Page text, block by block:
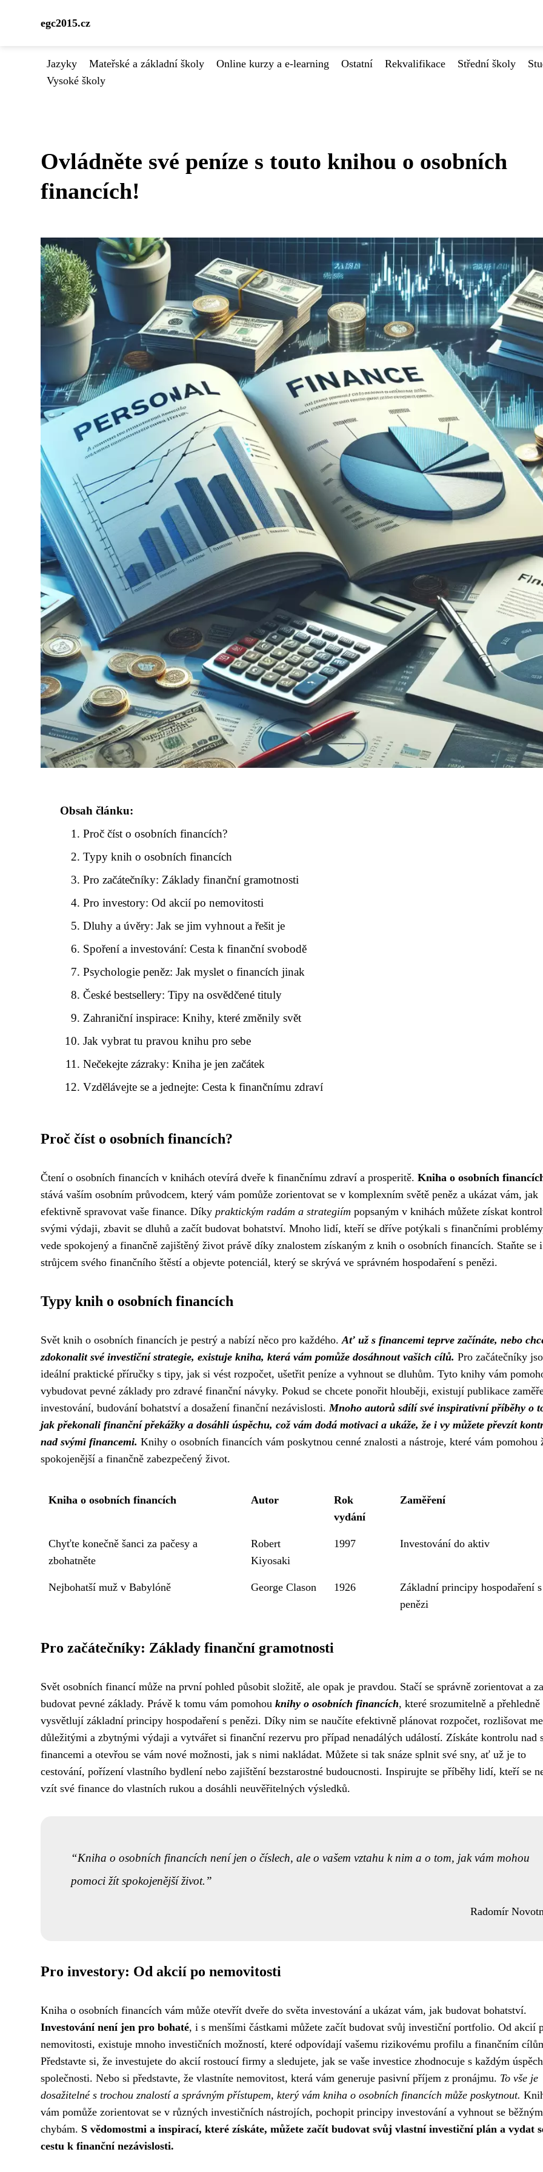
egc2015.cz
Jazyky Mateřské a základní školy Online kurzy a e-learning Ostatní Rekvalifikace Střední školy
Vysoké školy
Ovládněte své peníze s touto knihou o osobních
financích!
Obsah článku:
Proč číst o osobních financích?
Typy knih o osobních financích
Pro začátečníky: Základy finanční gramotnosti
Pro investory: Od akcií po nemovitosti
Dluhy a úvěry: Jak se jim vyhnout a řešit je
Spoření a investování: Cesta k finanční svobodě
Psychologie peněz: Jak myslet o financích jinak
České bestsellery: Tipy na osvědčené tituly
Zahraniční inspirace: Knihy, které změnily svět
Jak vybrat tu pravou knihu pro sebe
Nečekejte zázraky: Kniha je jen začátek
Vzdělávejte se a jednejte: Cesta k finančnímu zdraví
Proč číst o osobních financích?
Čtení o osobních financích v knihách otevírá dveře k finančnímu zdraví a prosperitě. Kniha o osobních
stává vaším osobním průvodcem, který vám pomůže zorientovat se v komplexním světě peněz a ukázat vám, jak
efektivně spravovat vaše finance. Díky praktickým radám a strategiím popsaným v knihách můžete získat
svými výdaji, zbavit se dluhů a začít budovat bohatství. Mnoho lidí, kteří se dříve potýkali s finančními
vede spokojený a finančně zajištěný život právě díky znalostem získaným z knih o osobních financích. Staňte se
strůjcem svého finančního štěstí a objevte potenciál, který se skrývá ve správném hospodaření s penězi.
Typy knih o osobních financích
Svět knih o osobních financích je pestrý a nabízí něco pro každého.Ať už s financemi teprve začínáte, nebo
zdokonalit své investiční strategie, existuje kniha, která vám pomůže dosáhnout vašich cílů. Pro začátečníky
ideální praktické příručky s tipy, jak si vést rozpočet, ušetřit peníze a vyhnout se dluhům. Tyto knihy vám
vybudovat pevné základy pro zdravé finanční návyky. Pokud se chcete ponořit hlouběji, existují publikace
investování, budování bohatství a dosažení finanční nezávislosti.Mnoho autorů sdílí své inspirativní příběhy o
jak překonali finanční překážky a dosáhli úspěchu, což vám dodá motivaci a ukáže, že i vy můžete převzít
nad svými financemi. Knihy o osobních financích vám poskytnou cenné znalosti a nástroje, které vám pomohou
spokojenější a finančně zabezpečený život.
Kniha o osobních financích Autor
Rok
vydání
Zaměření
Chyťte konečně šanci za pačesy a
zbohatněte
Robert
Kiyosaki
1997 Investování do aktiv
Nejbohatší muž v Babylóně George Clason 1926
Základní principy hospodaření s
penězi
Pro začátečníky: Základy finanční gramotnosti
Svět osobních financí může na první pohled působit složitě, ale opak je pravdou. Stačí se správně zorientovat a
budovat pevné základy. Právě k tomu vám pomohou knihy o osobních financích, které srozumitelně a přehledně
vysvětlují základní principy hospodaření s penězi. Díky nim se naučíte efektivně plánovat rozpočet, rozlišovat
důležitými a zbytnými výdaji a vytvářet si finanční rezervu pro případ nenadálých událostí. Získáte kontrolu nad
financemi a otevřou se vám nové možnosti, jak s nimi nakládat. Můžete si tak snáze splnit své sny, ať už je to
cestování, pořízení vlastního bydlení nebo zajištění bezstarostné budoucnosti. Inspirujte se příběhy lidí, kteří se
vzít své finance do vlastních rukou a dosáhli neuvěřitelných výsledků.
Kniha o osobních financích není jen o číslech, ale o vašem vztahu k nim a o tom, jak vám mohou
pomoci žít spokojenější život.
Radomír
Pro investory: Od akcií po nemovitosti
Kniha o osobních financích vám může otevřít dveře do světa investování a ukázat vám, jak budovat bohatství.
Investování není jen pro bohaté, i s menšími částkami můžete začít budovat svůj investiční portfolio. Od akcií
nemovitosti, existuje mnoho investičních možností, které odpovídají vašemu rizikovému profilu a finančním
Představte si, že investujete do akcií rostoucí firmy a sledujete, jak se vaše investice zhodnocuje s každým
společnosti. Nebo si představte, že vlastníte nemovitost, která vám generuje pasivní příjem z pronájmu. To vše je
dosažitelné s trochou znalostí a správným přístupem, který vám kniha o osobních financích může poskytnout.
vám pomůže zorientovat se v různých investičních nástrojích, pochopit principy investování a vyhnout se běžným
chybám. S vědomostmi a inspirací, které získáte, můžete začít budovat svůj vlastní investiční plán a vydat
cestu k finanční nezávislosti.